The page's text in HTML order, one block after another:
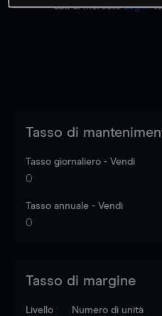
dati di mercatoLog into
Tasso di
Tasso giornaliero - Vendi
0
Tasso annuale - Vendi
0
Tasso di margine
Livello Numero di unità